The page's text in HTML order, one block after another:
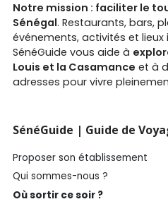
Notre mission : faciliter le
Sénégal. Restaurants, bars,
événements, activités et
SénéGuide vous aide à
Louis et la Casamance et à
adresses pour vivre
SénéGuide | Guide de
Proposer son établissement
Qui sommes-nous ?
Où sortir ce soir ?